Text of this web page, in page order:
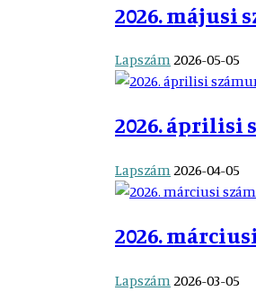
2026. májusi
Lapszám2026-05-05
2026. áprilisi
Lapszám2026-04-05
2026.
Lapszám2026-03-05